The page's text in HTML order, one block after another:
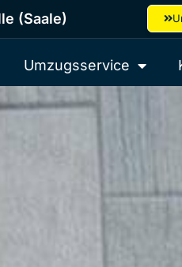
(Saale)
Umzugsservice